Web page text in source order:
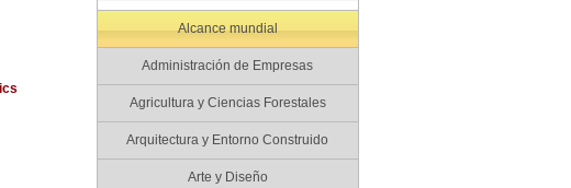
Alcance mundial
Administración de Empresas
Agricultura y Ciencias Forestales
Arquitectura y Entorno Construido
Arte y Diseño